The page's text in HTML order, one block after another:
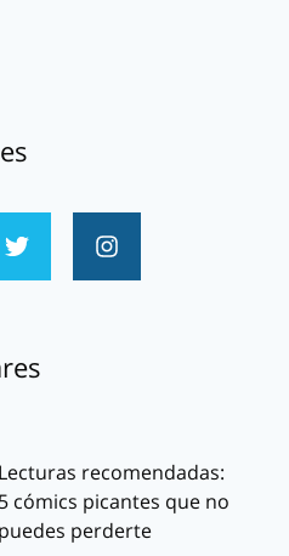
Lecturas recomendadas:
5 cómics picantes que no
puedes perderte